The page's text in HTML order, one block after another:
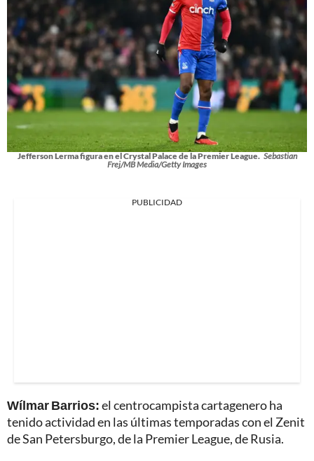
Jefferson Lerma figura en el Crystal Palace de la Premier League. Sebastian
Frej/MB Media/Getty Images
PUBLICIDAD
Wílmar Barrios:el centrocampista cartagenero ha
tenido actividad en las últimas temporadas con el Zenit
de San Petersburgo, de la Premier League, de Rusia.